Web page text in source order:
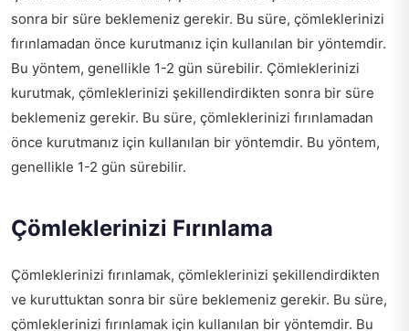
sonra bir süre beklemeniz gerekir. Bu süre, çömleklerinizi
fırınlamadan önce kurutmanız için kullanılan bir yöntemdir.
Bu yöntem, genellikle 1-2 gün sürebilir. Çömleklerinizi
kurutmak, çömleklerinizi şekillendirdikten sonra bir süre
beklemeniz gerekir. Bu süre, çömleklerinizi fırınlamadan
önce kurutmanız için kullanılan bir yöntemdir. Bu yöntem,
genellikle 1-2 gün sürebilir.
Çömleklerinizi Fırınlama
Çömleklerinizi fırınlamak, çömleklerinizi şekillendirdikten
ve kuruttuktan sonra bir süre beklemeniz gerekir. Bu süre,
çömleklerinizi fırınlamak için kullanılan bir yöntemdir. Bu